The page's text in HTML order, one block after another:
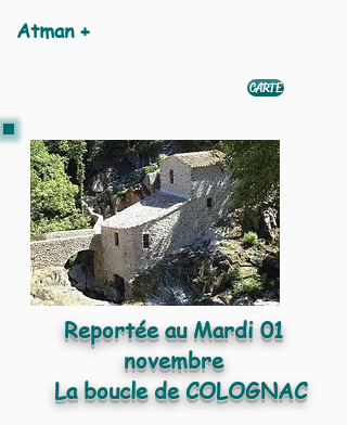
Atman +
CARTE
Reportée au Mardi 01
novembre
La boucle de COLOGNAC